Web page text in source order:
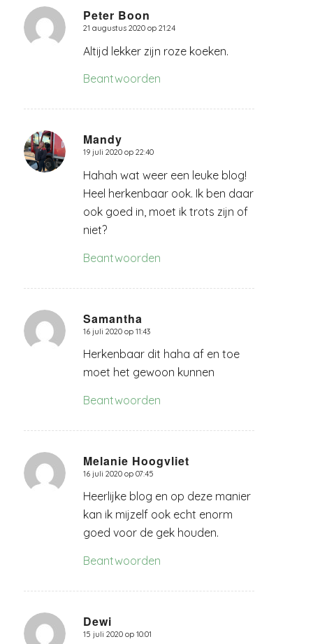
Peter Boon
zegt:
21 augustus 2020 op 21:24
Altijd lekker zijn roze koeken.
Beantwoorden
Mandy
zegt:
19 juli 2020 op 22:40
Hahah wat weer een leuke blog!
Heel herkenbaar ook. Ik ben daar
ook goed in, moet ik trots zijn of
niet?
Beantwoorden
Samantha
zegt:
16 juli 2020 op 11:43
Herkenbaar dit haha af en toe
moet het gewoon kunnen
Beantwoorden
Melanie Hoogvliet
zegt:
16 juli 2020 op 07:45
Heerlijke blog en op deze manier
kan ik mijzelf ook echt enorm
goed voor de gek houden.
Beantwoorden
Dewi
zegt:
15 juli 2020 op 10:01